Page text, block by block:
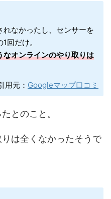
れなかったし、センサーを
回だけ。
なオンラインのやり取りは
用元： Googleマップ口コミ
とのこと。
は全くなかったそうで